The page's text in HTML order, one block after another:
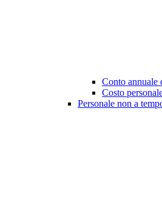
Conto annuale
Costo
Personale non a